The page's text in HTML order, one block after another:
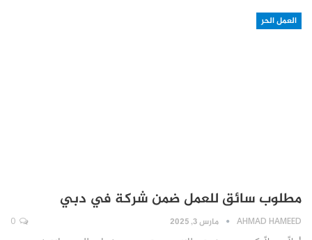
العمل الحر
مطلوب سائق للعمل ضمن شركة في دبي
AHMAD HAMEED مارس 3, 2025